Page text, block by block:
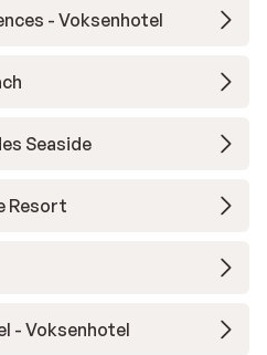
- Voksenhotel
Seaside
Resort
- Voksenhotel